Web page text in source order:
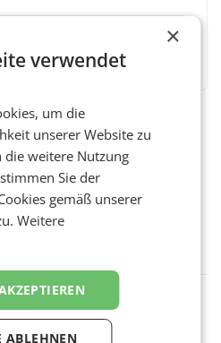
& MEDIA
U-Ausschuss - Presserat
Berichterstattung
Presserat fordert Medienvertreter
rund um das Ableben des Ex-
auf sensible
& MEDIA
Lederer wehrt sich in
Vorwürfe
×
verwendet
um die
unserer Website zu
die weitere Nutzung
Sie der
gemäß unserer
Weitere
ABLEHNEN